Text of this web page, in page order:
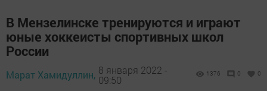
В Мензелинске тренируются и играют
юные хоккеисты спортивных школ
России
Марат Хамидуллин, 8 января 2022 -
09:50
1376 0 0